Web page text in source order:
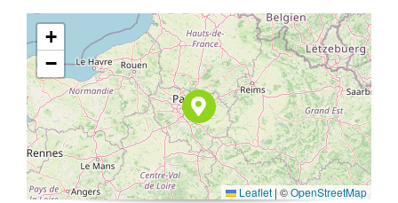
+
−
Leaflet|©OpenStreetMap